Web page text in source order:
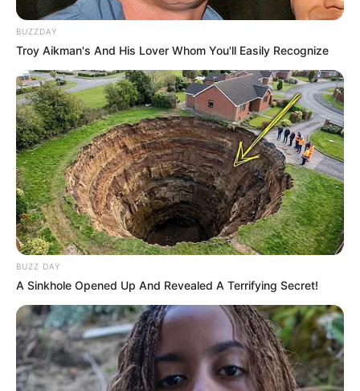
BUZZDAY
Troy Aikman's And His Lover Whom You'll Easily Recognize
BUZZ DAY
A Sinkhole Opened Up And Revealed A Terrifying Secret!